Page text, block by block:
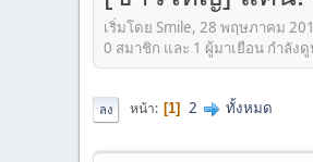
เริ่มโดย Smile, 28 พฤษภาคม
0 สมาชิก และ 1 ผู้มาเยือน กำลัง
ลง หน้า 1 2 ทั้งหมด